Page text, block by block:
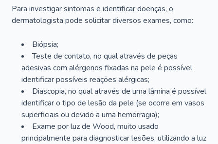
Para investigar sintomas e identificar doenças, o
dermatologista pode solicitar diversos exames, como:
Biópsia;
Teste de contato, no qual através de peças
adesivas com alérgenos fixadas na pele é possível
identificar possíveis reações alérgicas;
Diascopia, no qual através de uma lâmina é possível
identificar o tipo de lesão da pele (se ocorre em vasos
superficiais ou devido a uma hemorragia);
Exame por luz de Wood, muito usado
principalmente para diagnosticar lesões, utilizando a luz